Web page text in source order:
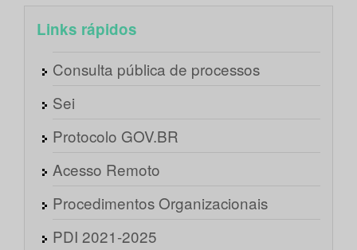
Links rápidos
Consulta pública de processos
Sei
Protocolo GOV.BR
Acesso Remoto
Procedimentos Organizacionais
PDI 2021-2025